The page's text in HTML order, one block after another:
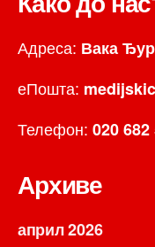
Адреса: Вака
еПошта:
Телефон: 020 682
Архиве
април 2026